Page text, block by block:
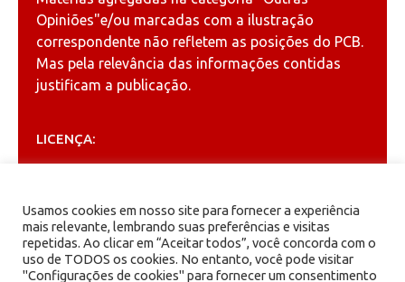
Opiniões"e/ou marcadas com a ilustração
correspondente não refletem as posições do PCB.
Mas pela relevância das informações contidas
justificam a publicação.
LICENÇA:
Creative Commons
ARQUIVOS
Usamos cookies em nosso site para fornecer a experiência
mais relevante, lembrando suas preferências e visitas
repetidas. Ao clicar em “Aceitar todos”, você concorda com o
uso de TODOS os cookies. No entanto, você pode visitar
"Configurações de cookies" para fornecer um consentimento